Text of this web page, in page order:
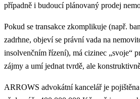
případně i budoucí plánovaný prodej
Pokud se transakce zkomplikuje (např.
zadrhne, objeví se právní vada na
insolvenčním řízení), má cizinec „svoje“
zájmy a umí jednat tvrdě, ale
ARROWS advokátní kancelář je